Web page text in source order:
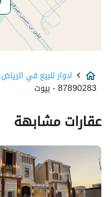
تفاصيل العقار
نوع الإعلان
استخدام العقار
السعر
المساحة
عدد الغرف
ادوار للبيع في الرياض
87890283 - بيوت
عقارات مشابهة